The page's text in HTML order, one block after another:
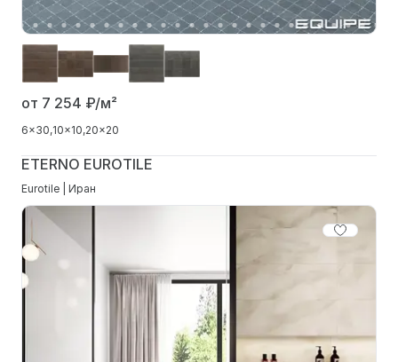
от 7 254 ₽/м²
6x30 10x10 20x20
ETERNO EUROTILE
Eurotile | Иран